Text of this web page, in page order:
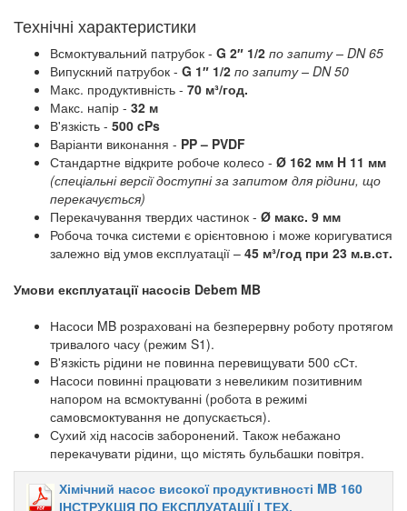
Технічні характеристики
Всмоктувальний патрубок - G 2″ 1/2 по запиту– DN 65
Випускний патрубок - G 1″ 1/2 по запиту – DN 50
Макс. продуктивність - 70 м³/год.
Макс. напір - 32 м
В'язкість - 500 cPs
Варіанти виконання - PP – PVDF
Стандартне відкрите робоче колесо - Ø 162 мм H 11 мм
(спеціальні версії доступні за запитом для рідини, що
перекачується)
Перекачування твердих частинок - Ø макс. 9 мм
Робоча точка системи є орієнтовною і може коригуватися
залежно від умов експлуатації – 45 м³/год при 23 м.в.ст.
Умови експлуатації насосів Debem MB
Насоси MB розраховані на безперервну роботу протягом
тривалого часу (режим S1).
В'язкість рідини не повинна перевищувати 500 сСт.
Насоси повинні працювати з невеликим позитивним
напором на всмоктуванні (робота в режимі
самовсмоктування не допускається).
Сухий хід насосів заборонений. Також небажано
перекачувати рідини, що містять бульбашки повітря.
Хімічний насос високої продуктивності MB 160
ІНСТРУКЦІЯ ПО ЕКСПЛУАТАЦІЇ І ТЕХ.